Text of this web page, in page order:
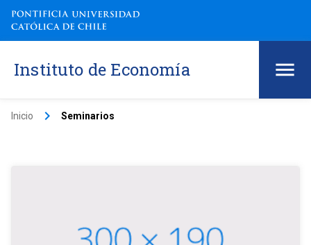
Instituto de Economía
Inicio keyboard_arrow_right Seminarios